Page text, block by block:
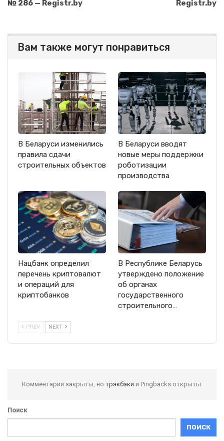
№ 286 — Registr.by
Registr.by
Вам также могут понравиться
В Беларуси изменились
правила сдачи
строительных объектов
В Беларуси вводят
новые меры поддержки
роботизации
производства
Нацбанк определил
перечень криптовалют
и операций для
криптобанков
В Республике Беларусь
утверждено положение
об органах
государственного
строительного…
PREV NEXT
Комментарии закрыты, но трэкбэки и Pingbacks открыты.
Поиск
ПОИСК